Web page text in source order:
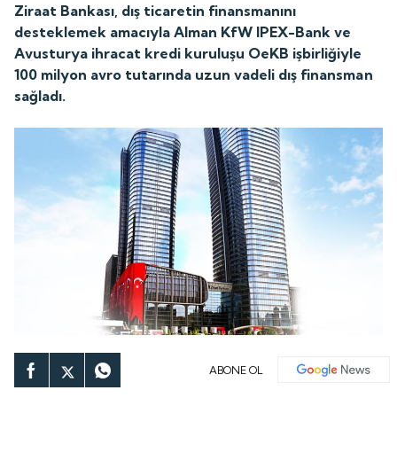
Ziraat Bankası, dış ticaretin finansmanını
desteklemek amacıyla Alman KfW IPEX-Bank ve
Avusturya ihracat kredi kuruluşu OeKB işbirliğiyle
100 milyon avro tutarında uzun vadeli dış finansman
sağladı.
ABONE OL